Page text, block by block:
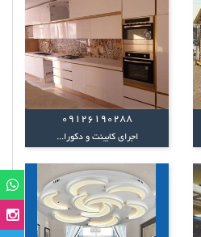
09126190288
اجرای کابینت و دکورا...